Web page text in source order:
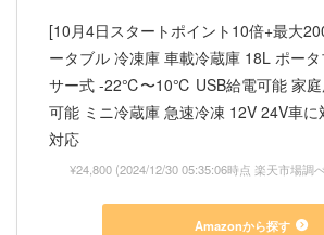
[10月4日スタートポイント10倍+最大
ータブル 冷凍庫 車載冷蔵庫 18L ポー
サー式 -22℃〜10℃ USB給電可能 家庭
可能 ミニ冷蔵庫 急速冷凍 12V 24V車
対応
¥24,800 (2024/12/30 05:35:06時点 楽天市場調
Amazonから探す